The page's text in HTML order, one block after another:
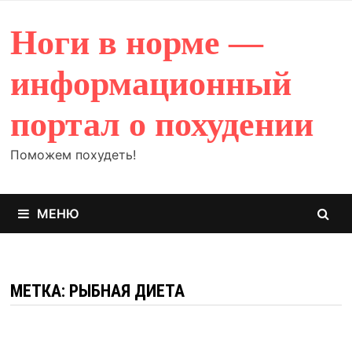
содержимому
Ноги в норме —
информационный
портал о похудении
Поможем похудеть!
МЕНЮ
МЕТКА: РЫБНАЯ ДИЕТА